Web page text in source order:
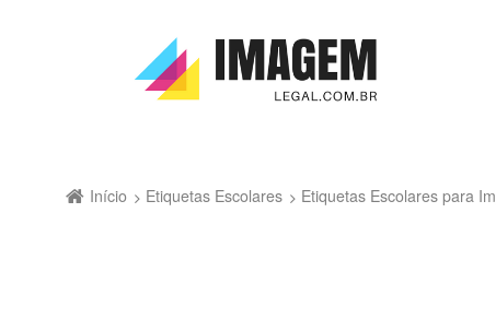
Início Etiquetas Escolares Etiquetas Escolares para